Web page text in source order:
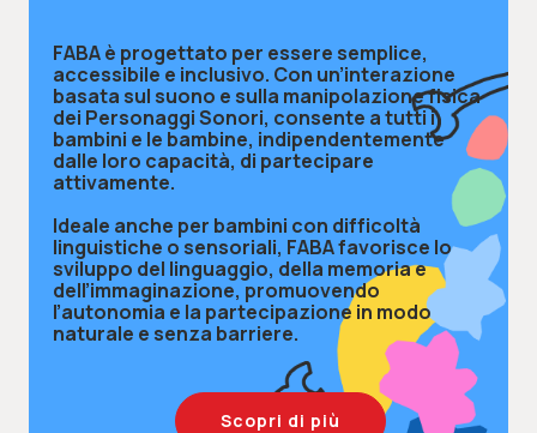
FABA è progettato per essere semplice,
accessibile e inclusivo. Con un’interazione
basata sul suono e sulla manipolazione fisica
dei Personaggi Sonori, consente a tutti i
bambini e le bambine, indipendentemente
dalle loro capacità, di partecipare
attivamente.
Ideale anche per bambini con difficoltà
linguistiche o sensoriali, FABA favorisce lo
sviluppo del linguaggio, della memoria e
dell’immaginazione, promuovendo
l’autonomia e la partecipazione in modo
naturale e senza barriere.
Scopri di più